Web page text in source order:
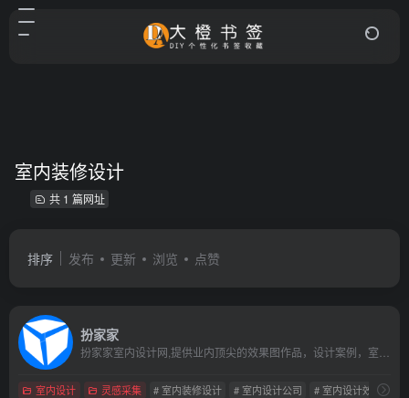
室内装修设计
共 1 篇网址
排序 发布 更新 浏览 点赞
扮家家
室内设计 灵感采集 # 室内装修设计 # 室内设计公司 # 室内设计效果图